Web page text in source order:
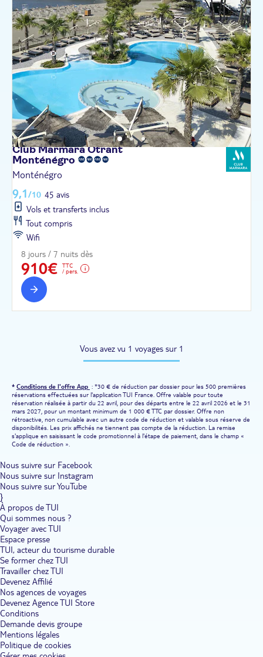
Club Marmara Otrant
Monténégro
Monténégro
9,1/10 45 avis
Vols et transferts inclus
Tout compris
Wifi
8 jours / 7 nuits dès
910€
TTC
/ pers.
Vous avez vu 1 voyages sur 1
* Conditions de l'offre App : *30 € de réduction par dossier pour les 500 premières
réservations effectuées sur l'application TUI France. Offre valable pour toute
réservation réalisée à partir du 22 avril, pour des départs entre le 22 avril 2026 et le 31
mars 2027, pour un montant minimum de 1 000 € TTC par dossier. Offre non
rétroactive, non cumulable avec un autre code de réduction et valable sous réserve de
disponibilités. Les prix affichés ne tiennent pas compte de la réduction. La remise
s'applique en saisissant le code promotionnel à l'étape de paiement, dans le champ «
Code de réduction ».
Nous suivre sur Facebook
Nous suivre sur Instagram
Nous suivre sur YouTube
}
À propos de TUI
Qui sommes nous ?
Voyager avec TUI
Espace presse
TUI, acteur du tourisme durable
Se former chez TUI
Travailler chez TUI
Devenez Affilié
Nos agences de voyages
Devenez Agence TUI Store
Conditions
Demande devis groupe
Mentions légales
Politique de cookies